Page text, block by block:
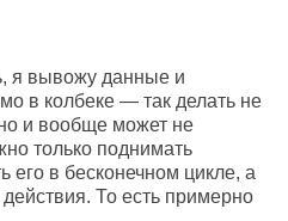
я вывожу данные и
в колбеке — так делать не
и вообще может не
только поднимать
в бесконечном цикле, а
То есть примерно